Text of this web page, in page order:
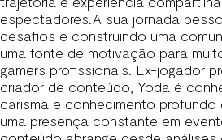
espectadores.A sua jornada
desafios e construindo uma
uma fonte de motivação para
gamers profissionais. Ex-jogador
criador de conteúdo, Yoda é
carisma e conhecimento
uma presença constante em